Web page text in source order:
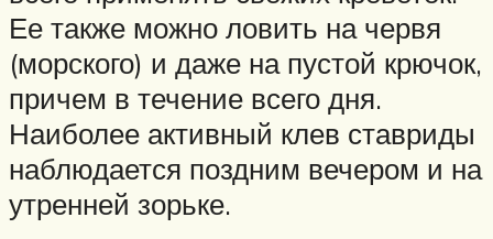
Ее также можно ловить на червя
(морского) и даже на пустой крючок,
причем в течение всего дня.
Наиболее активный клев ставриды
наблюдается поздним вечером и на
утренней зорьке.